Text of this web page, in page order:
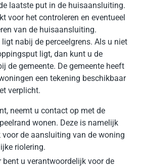
laatste put in de huisaansluiting.
voor het controleren en eventueel
van de huisaansluiting.
nabij de perceelgrens. Als u niet
ligt, dan kunt u de
de gemeente. De gemeente heeft
een tekening beschikbaar
verplicht.
neemt u contact op met de
wonen. Deze is namelijk
de aansluiting van de woning
riolering.
bent u verantwoordelijk voor de